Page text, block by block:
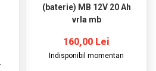
(baterie) MB 12V 20 Ah
vrla mb
160,00 Lei
Indisponibil momentan